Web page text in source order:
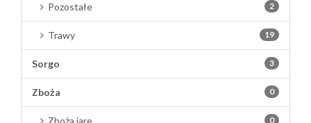
Pozostałe 2
Trawy 19
Sorgo 3
Zboża 0
Zboża jare 0